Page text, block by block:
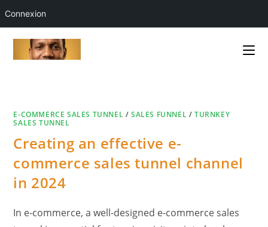
Connexion
E-COMMERCE SALES TUNNEL /SALES FUNNEL /TURNKEY
SALES TUNNEL
Creating an effective e-
commerce sales tunnel channel
in 2024
In e-commerce, a well-designed e-commerce sales